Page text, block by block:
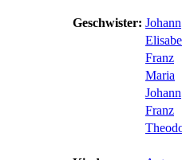
Geschwister: Johann
Franz
Maria
Johann
Franz